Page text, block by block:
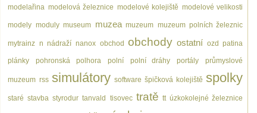
modelařina modelová železnice modelové kolejiště modelové velikosti
modely moduly museum muzea muzeum muzeum polních železnic
mytrainz n nádraží nanox obchod obchody ostatní ozd patina
plánky pohronská polhora polní polní dráhy portály průmyslové
muzeum rss simulátory software špičková kolejiště spolky
staré stavba styrodur tanvald tisovec tratě tt úzkokolejné železnice